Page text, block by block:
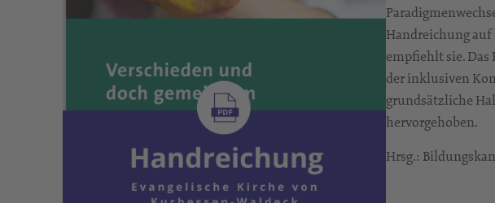
Handreichung
empfiehlt sie. Das
der inklusiven
grundsätzliche
hervorgehoben.
Hrsg.: